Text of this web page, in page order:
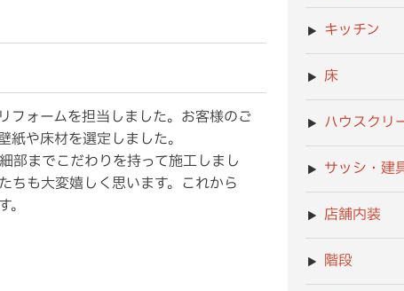
フォームを担当しました。お客様のご
や床材を選定しました。
部までこだわりを持って施工しまし
ちも大変嬉しく思います。これから
キッチン
床
ハウスクリ
サッシ・建
店舗内装
階段